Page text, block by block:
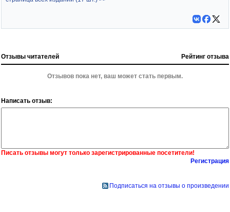
Отзывы читателей Рейтинг отзыва
Отзывов пока нет, ваш может стать первым.
Написать отзыв:
Писать отзывы могут только зарегистрированные посетители!
Регистрация
Подписаться на отзывы о произведении